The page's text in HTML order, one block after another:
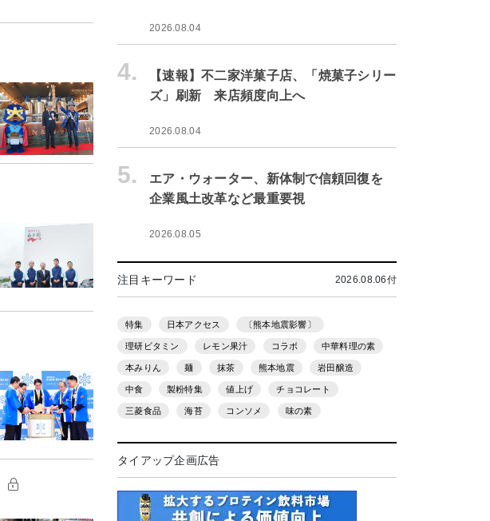
2026.08.04
4.
【速報】不二家洋菓子店、「焼菓子シリー
ズ」刷新 来店頻度向上へ
2026.08.04
5.
エア・ウォーター、新体制で信頼回復を
企業風土改革など最重要視
2026.08.05
注目キーワード 2026.08.06付
特集 日本アクセス 〔熊本地震影響〕
理研ビタミン レモン果汁 コラボ 中華料理の素
本みりん 麺 抹茶 熊本地震 岩田醸造
中食 製粉特集 値上げ チョコレート
三菱食品 海苔 コンソメ 味の素
タイアップ企画広告